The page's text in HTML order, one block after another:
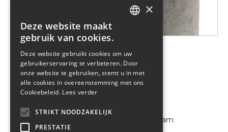
Volg Ons
Instagram
×
Deze website maakt
gebruik van cookies.
Deze website gebruikt cookies om uw
gebruikerservaring te verbeteren. Door
onze website te gebruiken, stemt u in met
alle cookies in overeenstemming met ons
Cookiebeleid. Lees verder
STRIKT NOODZAKELIJK
PRESTATIE